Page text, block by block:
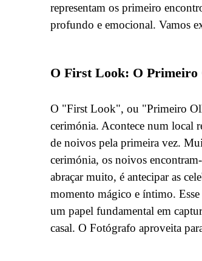
representam os primeiro
profundo e emocional. Vamos
O First Look: O Primeiro
O "First Look", ou "Primeiro
cerimónia. Acontece num local
de noivos pela primeira vez.
cerimónia, os noivos
abraçar muito, é antecipar as
momento mágico e íntimo. Esse
um papel fundamental em
casal. O Fotógrafo aproveita